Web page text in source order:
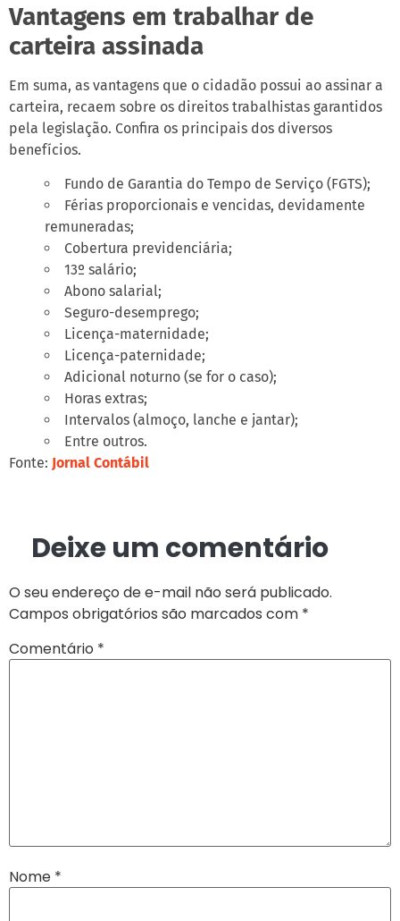
Vantagens em trabalhar de
carteira assinada
Em suma, as vantagens que o cidadão possui ao assinar a
carteira, recaem sobre os direitos trabalhistas garantidos
pela legislação. Confira os principais dos diversos
benefícios.
Fundo de Garantia do Tempo de Serviço (FGTS);
Férias proporcionais e vencidas, devidamente
remuneradas;
Cobertura previdenciária;
13º salário;
Abono salarial;
Seguro-desemprego;
Licença-maternidade;
Licença-paternidade;
Adicional noturno (se for o caso);
Horas extras;
Intervalos (almoço, lanche e jantar);
Entre outros.
Fonte: Jornal Contábil
Deixe um comentário
O seu endereço de e-mail não será publicado.
Campos obrigatórios são marcados com *
Comentário *
Nome *